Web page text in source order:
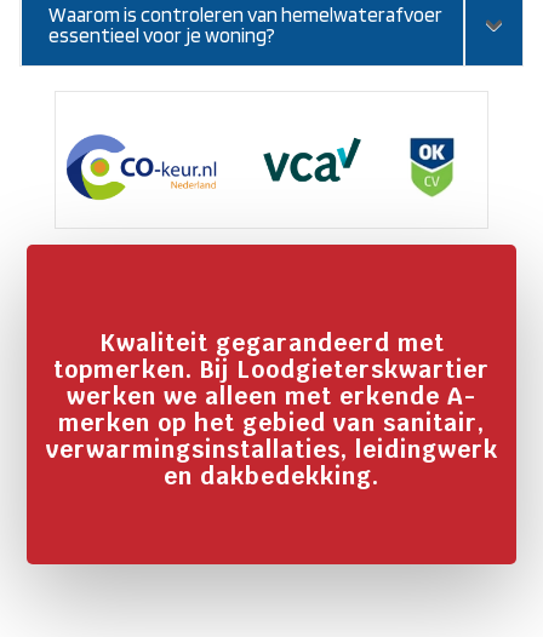
Waarom is controleren van hemelwaterafvoer
essentieel voor je woning?
Kwaliteit gegarandeerd met
topmerken. Bij Loodgieterskwartier
werken we alleen met erkende A-
merken op het gebied van sanitair,
verwarmingsinstallaties, leidingwerk
en dakbedekking.